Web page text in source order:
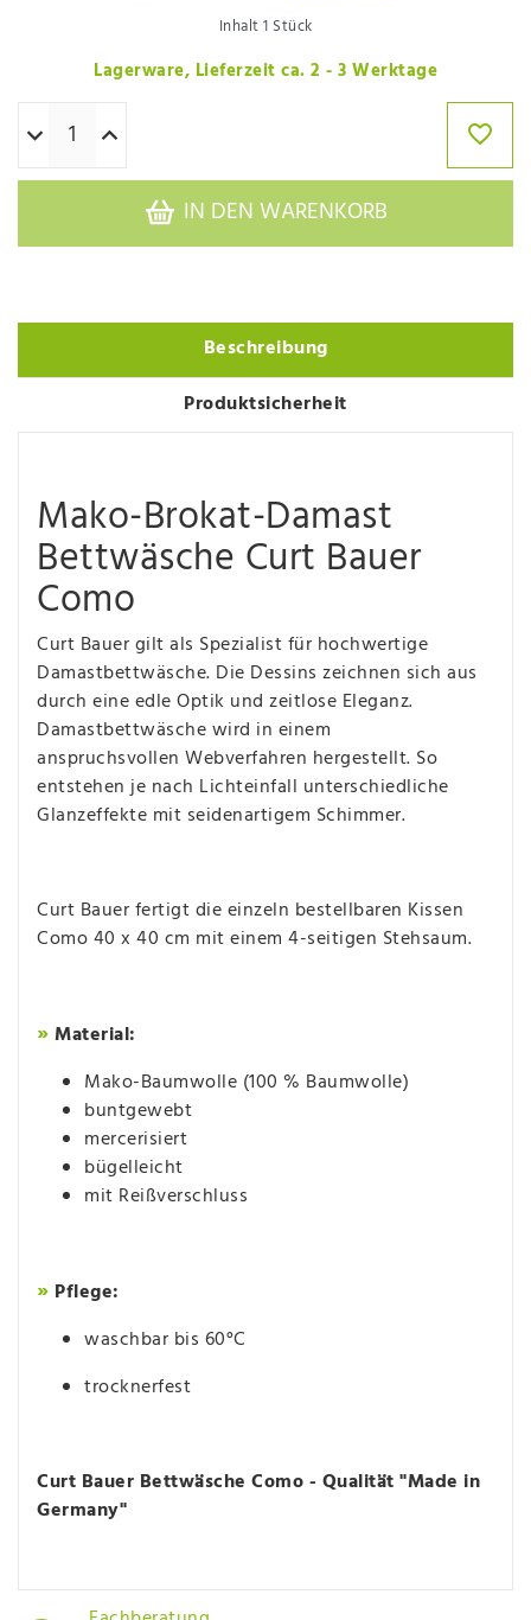
Inhalt1 Stück
Lagerware, Lieferzeit ca. 2 - 3 Werktage
IN DEN WARENKORB
Beschreibung
Produktsicherheit
Mako-Brokat-Damast
Bettwäsche Curt Bauer
Como
Curt Bauer gilt als Spezialist für hochwertige
Damastbettwäsche. Die Dessins zeichnen sich aus
durch eine edle Optik und zeitlose Eleganz.
Damastbettwäsche wird in einem
anspruchsvollen Webverfahren hergestellt. So
entstehen je nach Lichteinfall unterschiedliche
Glanzeffekte mit seidenartigem Schimmer.
Curt Bauer fertigt die einzeln bestellbaren Kissen
Como 40 x 40 cm mit einem 4-seitigen Stehsaum.
»Material:
Mako-Baumwolle (100 % Baumwolle)
buntgewebt
mercerisiert
bügelleicht
mit Reißverschluss
» Pflege:
waschbar bis 60°C
trocknerfest
Curt Bauer Bettwäsche Como - Qualität "Made in
Germany"